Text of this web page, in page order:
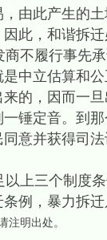
由此产生的
此，和谐拆
不履行事先
中立估算和
的，因而一
锤定音。到
意并获得司
上三个制度
例，暴力拆
注明出处。